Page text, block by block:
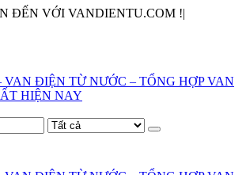
ĐẾN VỚI VANDIENTU.COM !|